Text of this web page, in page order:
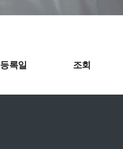
등록일 조회